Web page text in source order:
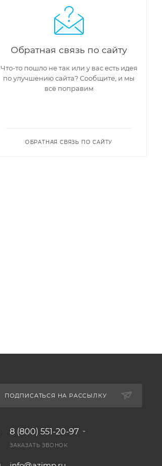
Обратная связь по сайту
Что-то пошло не так или у вас есть идея
по улучшению сайта? Сообщите, и мы
всё поправим
ОБРАТНАЯ СВЯЗЬ ПО САЙТУ
ПОДПИСАТЬСЯ НА РАССЫЛКУ
8 (800) 551-20-97
ЗАКАЗАТЬ ЗВОНОК